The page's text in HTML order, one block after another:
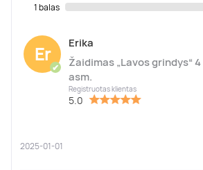
1 balas
Er
✔
Erika
Žaidimas „Lavos grindys“ 4
asm.
Registruotas klientas
5.0
2025-01-01